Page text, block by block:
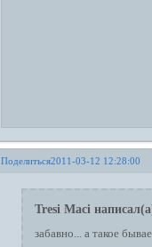
Поделиться2011-03-12 12:28:00
Tresi Maci
забавно... а такое